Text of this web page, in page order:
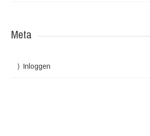
Meta
Inloggen